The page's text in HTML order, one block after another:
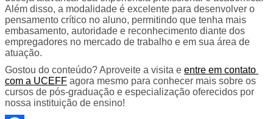
Além disso, a modalidade é excelente para desenvolver o
pensamento crítico no aluno, permitindo que tenha mais
embasamento, autoridade e reconhecimento diante dos
empregadores no mercado de trabalho e em sua área de
atuação.
Gostou do conteúdo? Aproveite a visita e entre em contato
com a UCEFF agora mesmo para conhecer mais sobre os
cursos de pós-graduação e especialização oferecidos por
nossa instituição de ensino!